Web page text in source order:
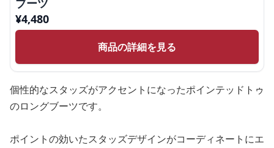
ブーツ
¥4,480
商品の詳細を見る
個性的なスタッズがアクセントになったポインテッドトゥ
のロングブーツです。
ポイントの効いたスタッズデザインがコーディネートにエ